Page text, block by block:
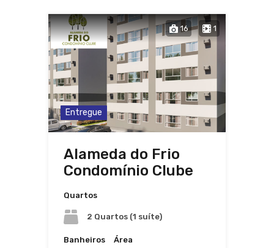
16 1
Entregue
Alameda do Frio
Condomínio Clube
Quartos
2 Quartos (1 suíte)
Banheiros Área